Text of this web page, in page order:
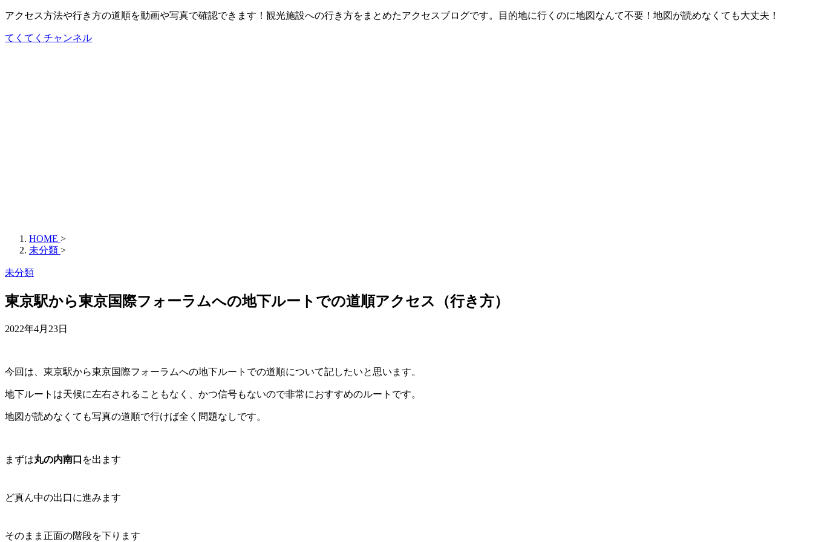
アクセス方法や行き方の道順を動画や写真で確認できます！観光施設への行き方をまとめたアクセスブログです。目的地に行くのに地図なんて不要！地図が読めなくても大丈夫！
てくてくチャンネル
HOME >
未分類 >
未分類
東京駅から東京国際フォーラムへの地下ルートでの道順アクセス（行き方）
2022年4月23日
今回は、東京駅から東京国際フォーラムへの地下ルートでの道順について記したいと思います。
地下ルートは天候に左右されることもなく、かつ信号もないので非常におすすめのルートです。
地図が読めなくても写真の道順で行けば全く問題なしです。
まずは丸の内南口 を出ます
ど真ん中の出口に進みます
そのまま正面の階段を下ります